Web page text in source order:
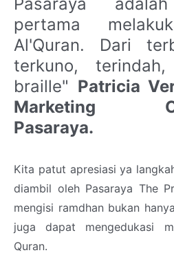
pertama
Al'Quran. Dari
terkuno,
braille" Patricia
Marketing
Pasaraya.
Kita patut apresiasi ya
diambil oleh Pasaraya The
mengisi ramdhan bukan
juga dapat mengedukasi
Quran.